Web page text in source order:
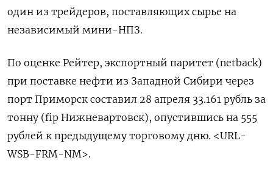
один из трейдеров, поставляющих сырье на
независимый мини-НПЗ.
По оценке Рейтер, экспортный паритет (netback)
при поставке нефти из Западной Сибири через
порт Приморск составил 28 апреля 33.161 рубль за
тонну (fip Нижневартовск), опустившись на 555
рублей к предыдущему торговому дню. <URL-
WSB-FRM-NM>.